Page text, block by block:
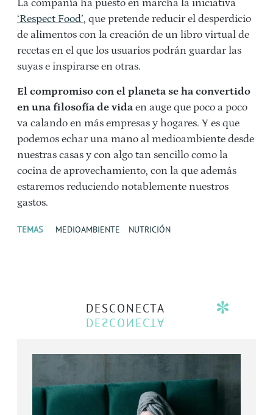
La compañía ha puesto en marcha la iniciativa
‘Respect Food’, que pretende reducir el desperdicio
de alimentos con la creación de un libro virtual de
recetas en el que los usuarios podrán guardar las
suyas e inspirarse en otras.
El compromiso con el planeta se ha convertido
en una filosofía de vida en auge que poco a poco
va calando en más empresas y hogares. Y es que
podemos echar una mano al medioambiente desde
nuestras casas y con algo tan sencillo como la
cocina de aprovechamiento, con la que además
estaremos reduciendo notablemente nuestros
gastos.
TEMAS MEDIOAMBIENTE NUTRICIÓN
DESCONECTA